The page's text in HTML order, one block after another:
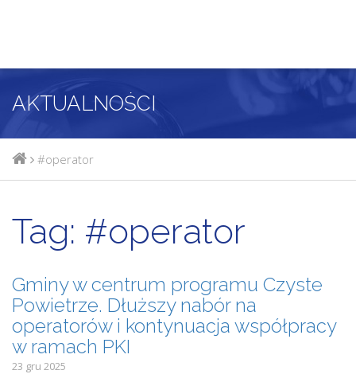
AKTUALNOŚCI
#operator
Tag: #operator
Gminy w centrum programu Czyste
Powietrze. Dłuższy nabór na
operatorów i kontynuacja współpracy
w ramach PKI
23 gru 2025